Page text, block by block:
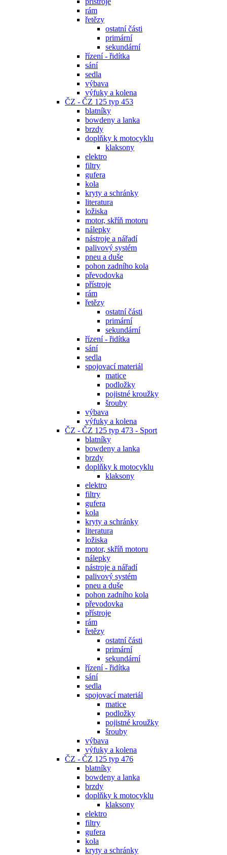
rám
řetězy
ostatní části
primární
sekundární
řízení - řidítka
sání
sedla
výbava
výfuky a kolena
ČZ - ČZ 125 typ 453
blatníky
bowdeny a lanka
brzdy
doplňky k motocyklu
klaksony
elektro
filtry
gufera
kola
kryty a schránky
literatura
ložiska
motor, skříň motoru
nálepky
nástroje a nářadí
palivový systém
pneu a duše
pohon zadního kola
převodovka
přístroje
rám
řetězy
ostatní části
primární
sekundární
řízení - řidítka
sání
sedla
spojovací materiál
matice
podložky
pojistné kroužky
šrouby
výbava
výfuky a kolena
ČZ - ČZ 125 typ 473 - Sport
blatníky
bowdeny a lanka
brzdy
doplňky k motocyklu
klaksony
elektro
filtry
gufera
kola
kryty a schránky
literatura
ložiska
motor, skříň motoru
nálepky
nástroje a nářadí
palivový systém
pneu a duše
pohon zadního kola
převodovka
přístroje
rám
řetězy
ostatní části
primární
sekundární
řízení - řidítka
sání
sedla
spojovací materiál
matice
podložky
pojistné kroužky
šrouby
výbava
výfuky a kolena
ČZ - ČZ 125 typ 476
blatníky
bowdeny a lanka
brzdy
doplňky k motocyklu
klaksony
elektro
filtry
gufera
kola
kryty a schránky